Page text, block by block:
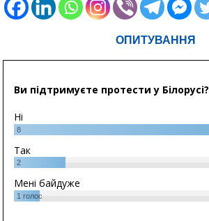
ОПИТУВАННЯ
Ви підтримуєте протести у Білорусі?
Ні
8
Так
2
Мені байдуже
1 голос